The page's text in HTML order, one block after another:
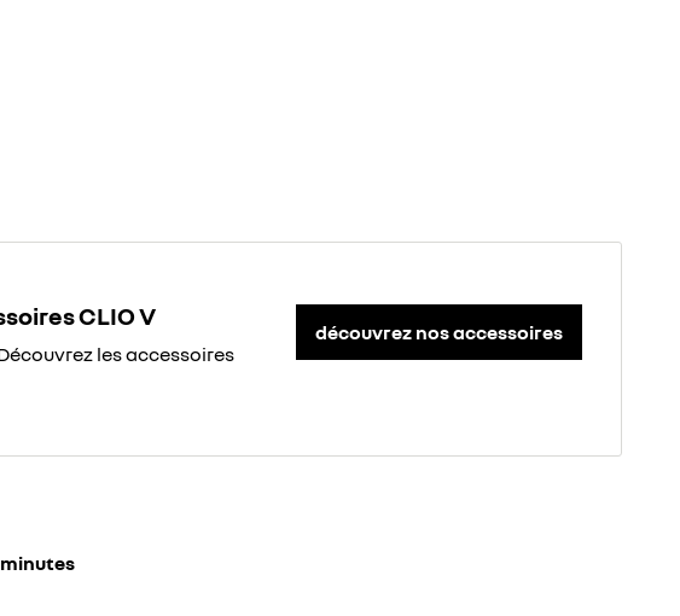
CLIO V
les accessoires
découvrez nos accessoires